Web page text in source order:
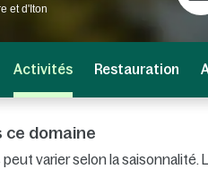
et d'Iton
Activités Restauration
ce domaine
varier selon la